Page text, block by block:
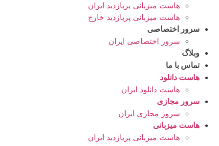
هاست میزبانی پربازدید ایران
هاست میزبانی پربازدید خارج
سرور اختصاصی
سرور اختصاصی ایران
وبلاگ
تماس با ما
هاست دانلود
هاست دانلود ایران
سرور مجازی
سرور مجازی ایران
هاست میزبانی
هاست میزبانی پربازدید ایران